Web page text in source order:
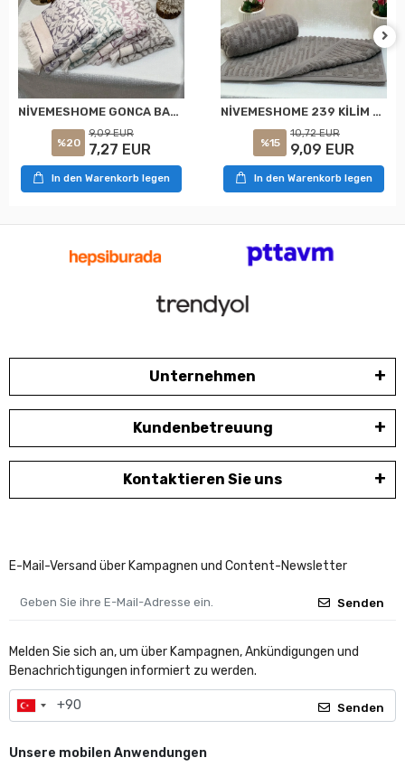
NİVEMESHOME GONCA BAHAR ASORTİ HAVLU
%20
9,09 EUR
7,27 EUR
In den Warenkorb legen
NİVEMESHOME 239 KİLİM GRİ HAVLU NURPAK
%15
10,72 EUR
9,09 EUR
In den Warenkorb legen
Unternehmen
Kundenbetreuung
Kontaktieren Sie uns
E-Mail-Versand über Kampagnen und Content-Newsletter
Senden
Melden Sie sich an, um über Kampagnen, Ankündigungen und
Benachrichtigungen informiert zu werden.
Senden
Unsere mobilen Anwendungen